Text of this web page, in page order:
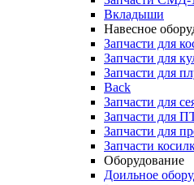
Вкладыши
Навесное
Запчасти для
Запчасти для
Запчасти для
Back
Запчасти для
Запчасти для
Запчасти для
Запчасти
Оборудование
Доильное